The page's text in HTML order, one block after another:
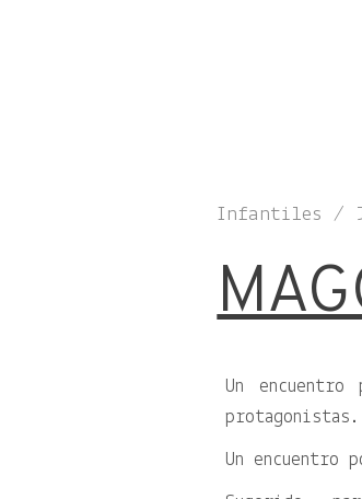
Infantiles /
Un
protagonistas.
Un encuentro